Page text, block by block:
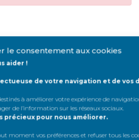
le consentement aux cookies
aider !
de votre navigation et de vos
à améliorer votre expérience de
de l’information sur les réseaux sociaux.
précieux pour nous améliorer.
moment vos préférences et refuser tous les
MALADIES RÉNALES